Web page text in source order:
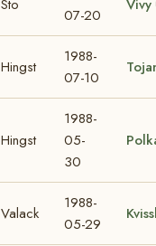
Sto
07-20
Vivy
Hingst
1988-
07-10
Hingst
1988-
05-
30
Valack
1988-
05-29